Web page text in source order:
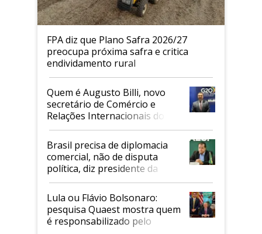
FPA diz que Plano Safra 2026/27
preocupa próxima safra e critica
endividamento rural
Quem é Augusto Billi, novo
secretário de Comércio e
Relações Internacionais do
Mapa
Brasil precisa de diplomacia
comercial, não de disputa
política, diz presidente da
Faesp
Lula ou Flávio Bolsonaro:
pesquisa Quaest mostra quem
é responsabilizado pelo